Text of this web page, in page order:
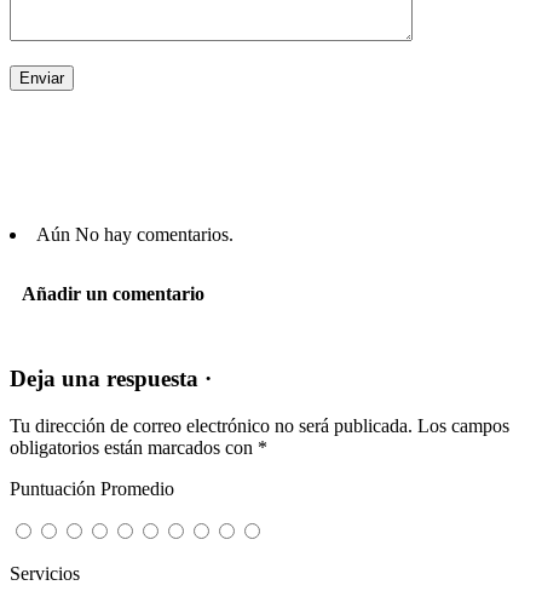
Aún No hay comentarios.
Añadir un comentario
Deja una respuesta ·
Tu dirección de correo electrónico no será publicada. Los campos
obligatorios están marcados con *
Puntuación Promedio
Servicios